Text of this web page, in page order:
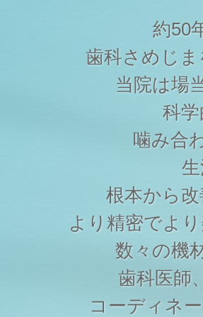
約50
歯科さめじ
当院は場
科
噛み合
根本から
より精密でよ
数々の機
歯科医師
コーディネ